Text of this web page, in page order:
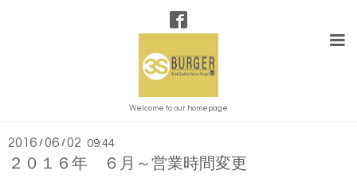
Welcome to our homepage
2016 /06 /02 09:44
２０１６年 ６月～営業時間変更